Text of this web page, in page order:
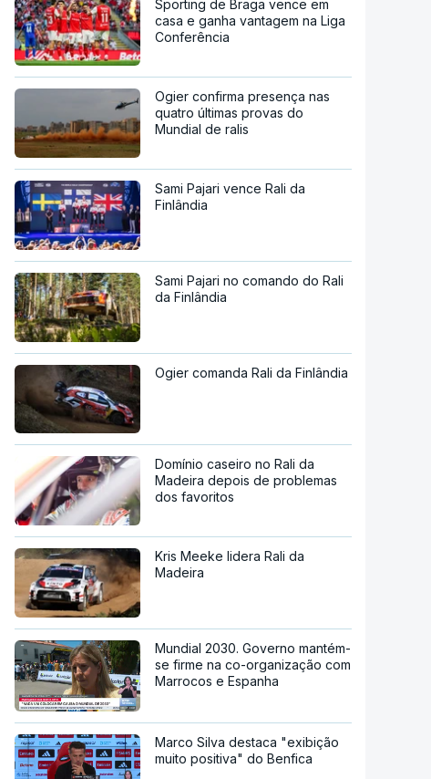
Sporting de Braga vence em
casa e ganha vantagem na Liga
Conferência
Ogier confirma presença nas
quatro últimas provas do
Mundial de ralis
Sami Pajari vence Rali da
Finlândia
Sami Pajari no comando do Rali
da Finlândia
Ogier comanda Rali da Finlândia
Domínio caseiro no Rali da
Madeira depois de problemas
dos favoritos
Kris Meeke lidera Rali da
Madeira
Mundial 2030. Governo mantém-
se firme na co-organização com
Marrocos e Espanha
Marco Silva destaca "exibição
muito positiva" do Benfica